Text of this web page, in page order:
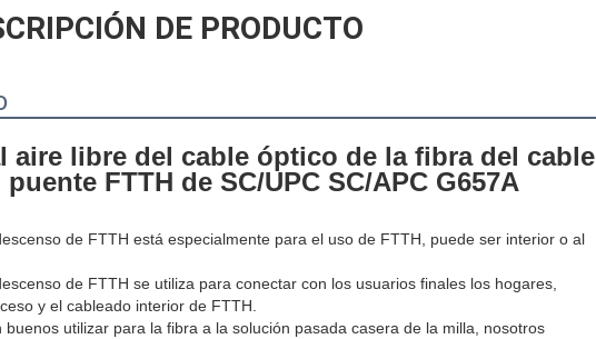
DE PRODUCTO
aire libre del cable óptico de la fibra del cable
FTTH de SC/UPC SC/APC G657A
de FTTH está especialmente para el uso de FTTH, puede ser interior o al
de FTTH se utiliza para conectar con los usuarios finales los hogares,
y el cableado interior de FTTH.
utilizar para la fibra a la solución pasada casera de la milla, nosotros